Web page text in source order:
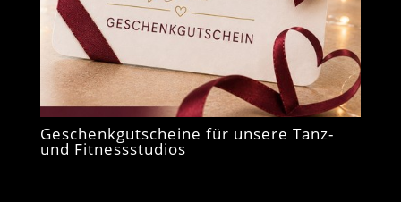
Geschenkgutscheine für unsere Tanz-
und Fitnessstudios